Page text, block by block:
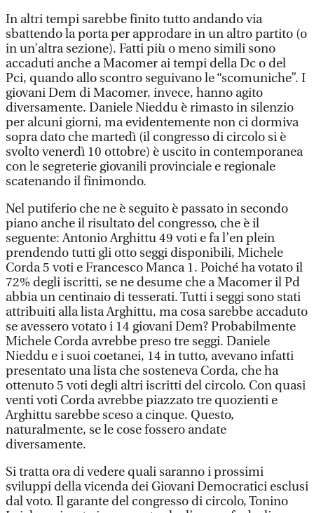
In altri tempi sarebbe finito tutto andando via
sbattendo la porta per approdare in un altro partito (o
in un’altra sezione). Fatti più o meno simili sono
accaduti anche a Macomer ai tempi della Dc o del
Pci, quando allo scontro seguivano le “scomuniche”. I
giovani Dem di Macomer, invece, hanno agito
diversamente. Daniele Nieddu è rimasto in silenzio
per alcuni giorni, ma evidentemente non ci dormiva
sopra dato che martedì (il congresso di circolo si è
svolto venerdì 10 ottobre) è uscito in contemporanea
con le segreterie giovanili provinciale e regionale
scatenando il finimondo.
Nel putiferio che ne è seguito è passato in secondo
piano anche il risultato del congresso, che è il
seguente: Antonio Arghittu 49 voti e fa l’en plein
prendendo tutti gli otto seggi disponibili, Michele
Corda 5 voti e Francesco Manca 1. Poiché ha votato il
72% degli iscritti, se ne desume che a Macomer il Pd
abbia un centinaio di tesserati. Tutti i seggi sono stati
attribuiti alla lista Arghittu, ma cosa sarebbe accaduto
se avessero votato i 14 giovani Dem? Probabilmente
Michele Corda avrebbe preso tre seggi. Daniele
Nieddu e i suoi coetanei, 14 in tutto, avevano infatti
presentato una lista che sosteneva Corda, che ha
ottenuto 5 voti degli altri iscritti del circolo. Con quasi
venti voti Corda avrebbe piazzato tre quozienti e
Arghittu sarebbe sceso a cinque. Questo,
naturalmente, se le cose fossero andate
diversamente.
Si tratta ora di vedere quali saranno i prossimi
sviluppi della vicenda dei Giovani Democratici esclusi
dal voto. Il garante del congresso di circolo, Tonino